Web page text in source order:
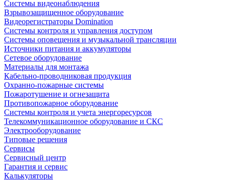
Системы видеонаблюдения
Взрывозащищенное оборудование
Видеорегистраторы Domination
Системы контроля и управления доступом
Системы оповещения и музыкальной трансляции
Источники питания и аккумуляторы
Сетевое оборудование
Материалы для монтажа
Кабельно-проводниковая продукция
Охранно-пожарные системы
Пожаротушение и огнезащита
Противопожарное оборудование
Системы контроля и учета энергоресурсов
Телекоммуникационное оборудование и СКС
Электрооборудование
Типовые решения
Сервисы
Сервисный центр
Гарантия и сервис
Калькуляторы